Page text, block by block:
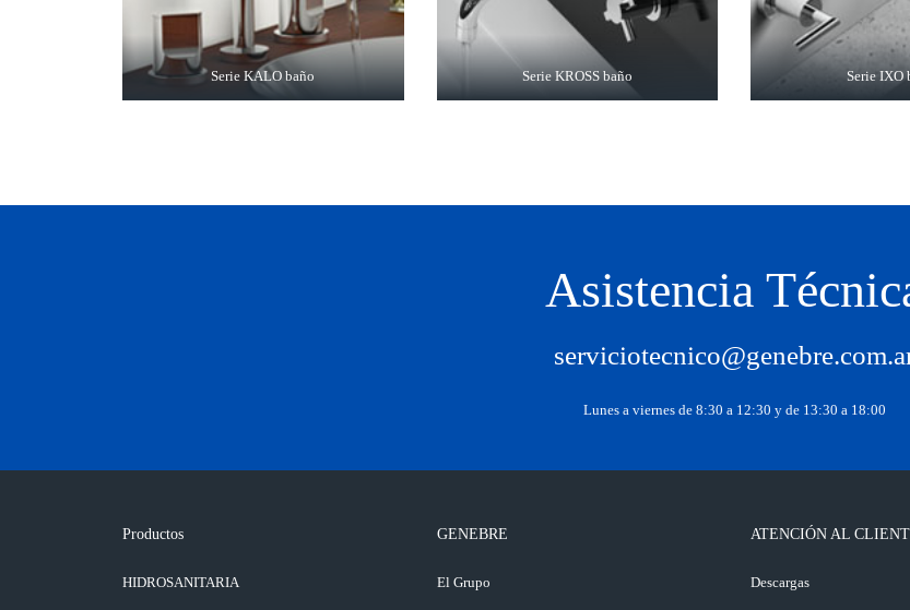
Serie KALO baño Serie KROSS baño Serie IXO
Asistencia
Lunes a viernes de 8:30 a 12:30 y de 13:30 a 18:00
Productos
HIDROSANITARIA
GENEBRE
El Grupo
ATENCIÓN AL
Descargas